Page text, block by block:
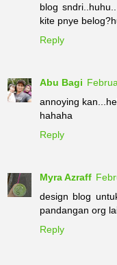
blog
kite pnye
Reply
Abu Bagi
annoying
hahaha
Reply
Myra Azraff
design blog
pandangan org
Reply